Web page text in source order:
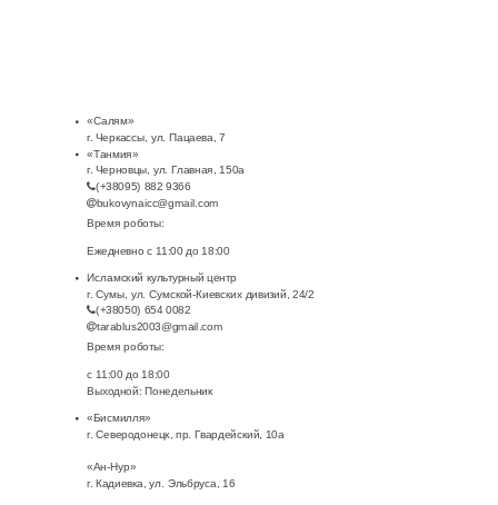
«Салям»
г. Черкассы, ул. Пацаева, 7
«Танмия»
г. Черновцы, ул. Главная, 150а
(+38095) 882 9366
bukovynaicc@gmail.com
Время роботы:
Ежедневно с 11:00 до 18:00
Исламский культурный центр
г. Сумы, ул. Сумской-Киевских дивизий, 24/2
(+38050) 654 0082
tarablus2003@gmail.com
Время роботы:
с 11:00 до 18:00
Выходной: Понедельник
«Бисмилля»
г. Северодонецк, пр. Гвардейский, 10а
«Ан-Нур»
г. Кадиевка, ул. Эльбруса, 16